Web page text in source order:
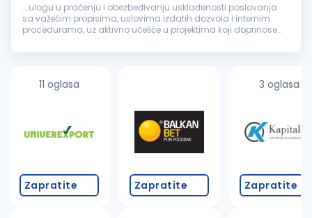
...ulogu u praćenju i obezbeđivanju usklađenosti poslovanja
sa važećim propisima, uslovima izdatih dozvola i internim
procedurama, uz aktivno učešće u projektima koji doprinose
Ključne...
11 oglasa
Zapratite Zapratite
3 oglasa
Zapratite